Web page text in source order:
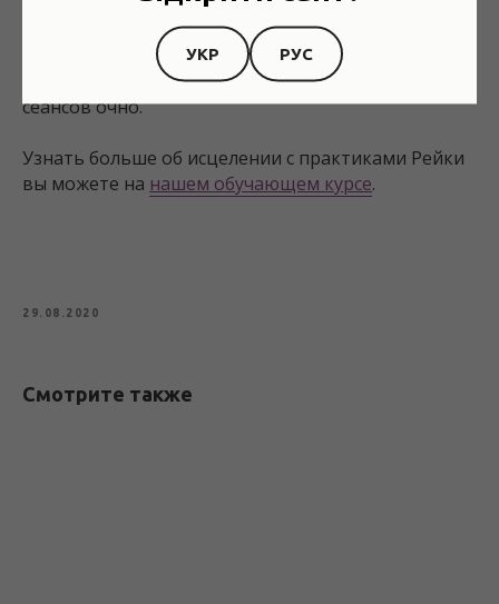
ног, которая очень эффективна для нормализации
давления. Сеансы возможны на расстоянии, если
вы уже прошли предварительно несколько
сеансов очно.
Узнать больше об исцелении с практиками Рейки
вы можете на нашем обучающем курсе.
29.08.2020
Смотрите также
УКР РУС